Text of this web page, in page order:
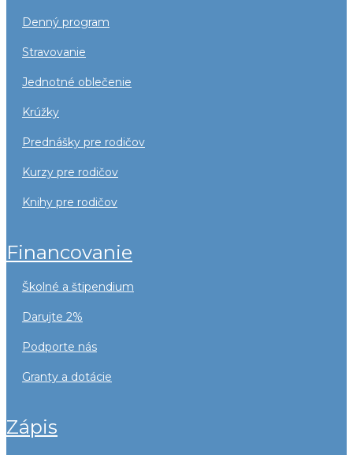
denný program
stravovanie
jednotné oblečenie
krúžky
prednášky pre rodičov
kurzy pre rodičov
knihy pre rodičov
financovanie
školné a štipendium
darujte 2%
podporte nás
granty a dotácie
zápis